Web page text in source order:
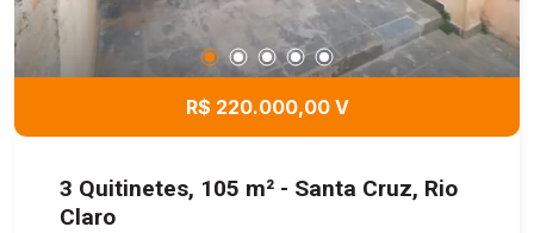
R$ 220.000,00 V
3 Quitinetes, 105 m² - Santa Cruz, Rio
Claro